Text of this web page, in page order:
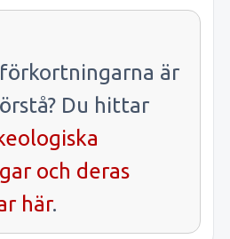
är
Du hittar
och deras
här.